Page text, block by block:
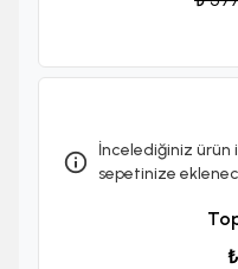
İncelediğiniz ürün
sepetinize